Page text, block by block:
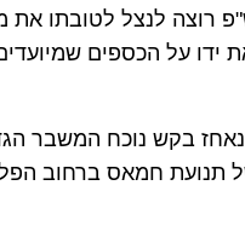
רוצה לנצל לטובתו את
ידו על הכספים
בקש נוכח המשבר
תנועת חמאס ברחוב